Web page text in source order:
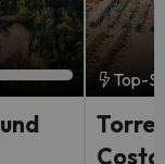
Top-